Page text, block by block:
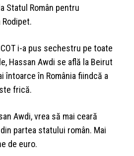
Statul Român pentru
i-a pus sechestru pe toate
Hassan Awdi se află la Beirut
întoarce în România fiindcă a
frică.
Awdi, vrea să mai ceară
partea statului român. Mai
de euro.